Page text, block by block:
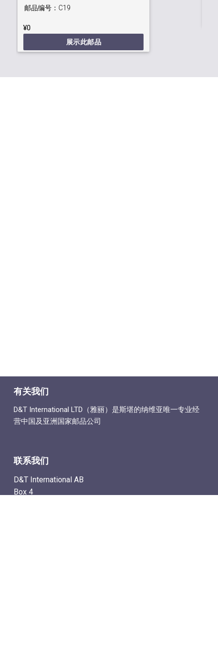
邮品编号： C19
¥0
展示此邮品
有关我们
D&T International LTD（雅丽）是斯堪的纳维亚唯一专业经
营中国及亚洲国家邮品公司
联系我们
D&T International AB
Box 4